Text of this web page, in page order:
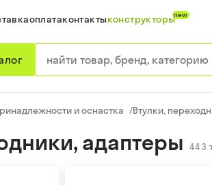
оплатаконтактыконструкторыnew
и оснастка /Втулки,
адаптеры 443